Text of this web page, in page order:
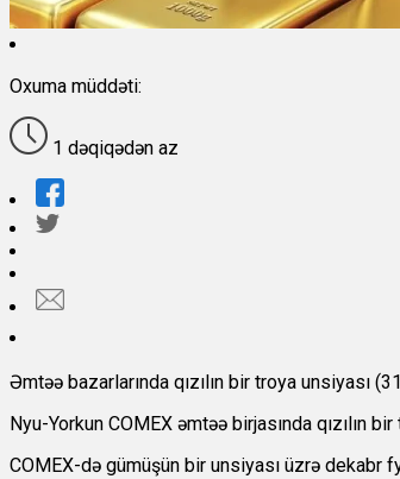
Oxuma müddəti:
1 dəqiqədən az
Əmtəə bazarlarında qızılın bir troya unsiyası
Nyu-Yorkun COMEX əmtəə birjasında qızılın
COMEX-də gümüşün bir unsiyası üzrə dekabr